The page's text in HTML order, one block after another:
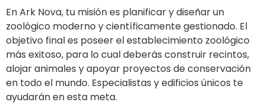
En Ark Nova, tu misión es planificar y diseñar un
zoológico moderno y científicamente gestionado. El
objetivo final es poseer el establecimiento zoológico
más exitoso, para lo cual deberás construir recintos,
alojar animales y apoyar proyectos de conservación
en todo el mundo. Especialistas y edificios únicos te
ayudarán en esta meta.